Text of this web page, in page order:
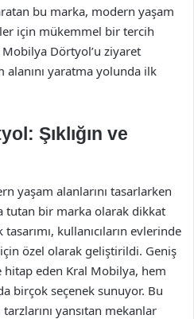
bu marka, modern yaşam
için mükemmel bir tercih
Dörtyol’u ziyaret
yaratma yolunda ilk
Şıklığın ve
yaşam alanlarını tasarlarken
tutan bir marka olarak dikkat
kullanıcıların evlerinde
özel olarak geliştirildi. Geniş
hitap eden Kral Mobilya, hem
birçok seçenek sunuyor. Bu
yansıtan mekanlar